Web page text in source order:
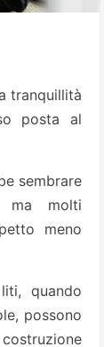
tranquillità
posta al
sembrare
ma molti
meno
quando
possono